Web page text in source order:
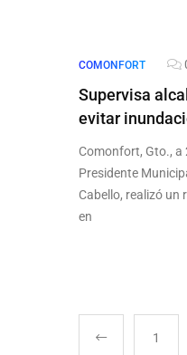
COMONFORT
Supervisa
evitar
Comonfort, Gto., a
Presidente
Cabello, realizó un
en
1